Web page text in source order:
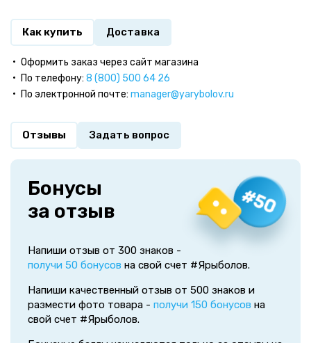
Как купить Доставка
Оформить заказ через сайт магазина
По телефону: 8 (800) 500 64 26
По электронной почте: manager@yarybolov.ru
Отзывы Задать вопрос
Бонусы
за отзыв
Напиши отзыв от 300 знаков -
получи 50 бонусов на свой счет #Ярыболов.
Напиши качественный отзыв от 500 знаков и
размести фото товара - получи 150 бонусов на
свой счет #Ярыболов.